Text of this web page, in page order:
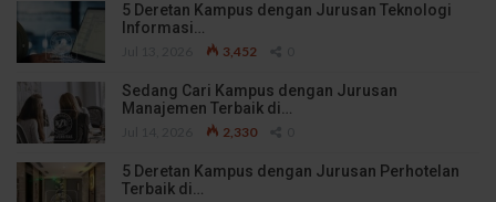
5 Deretan Kampus dengan Jurusan Teknologi
Informasi…
3,452
Sedang Cari Kampus dengan Jurusan
Manajemen Terbaik di…
2,330
5 Deretan Kampus dengan Jurusan Perhotelan
Terbaik di…